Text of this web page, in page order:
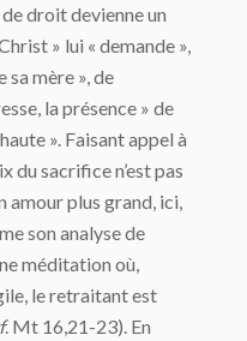
droit devienne un
» lui « demande »,
sa mère », de
la présence » de
». Faisant appel à
du sacrifice n’est pas
amour plus grand, ici,
son analyse de
méditation où,
le retraitant est
. Mt 16,21-23). En